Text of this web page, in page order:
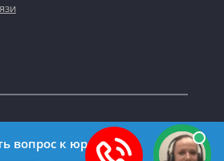
данных
вопрос к юристу?